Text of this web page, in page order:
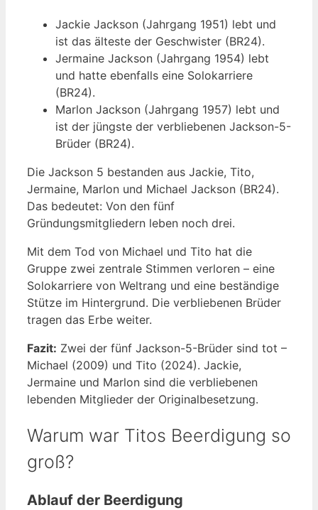
Jackie Jackson (Jahrgang 1951) lebt und
ist das älteste der Geschwister (BR24).
Jermaine Jackson (Jahrgang 1954) lebt
und hatte ebenfalls eine Solokarriere
(BR24).
Marlon Jackson (Jahrgang 1957) lebt und
ist der jüngste der verbliebenen Jackson-5-
Brüder (BR24).
Die Jackson 5 bestanden aus Jackie, Tito,
Jermaine, Marlon und Michael Jackson (BR24).
Das bedeutet: Von den fünf
Gründungsmitgliedern leben noch drei.
Mit dem Tod von Michael und Tito hat die
Gruppe zwei zentrale Stimmen verloren – eine
Solokarriere von Weltrang und eine beständige
Stütze im Hintergrund. Die verbliebenen Brüder
tragen das Erbe weiter.
Fazit: Zwei der fünf Jackson-5-Brüder sind tot –
Michael (2009) und Tito (2024). Jackie,
Jermaine und Marlon sind die verbliebenen
lebenden Mitglieder der Originalbesetzung.
Warum war Titos Beerdigung so
groß?
Ablauf der Beerdigung